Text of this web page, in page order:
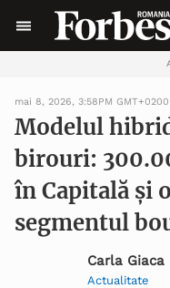
mai 8, 2026, 3:58PM GMT+0200
Modelul
birouri:
în Capitală și
segmentul
Carla Giaca
Actualitate